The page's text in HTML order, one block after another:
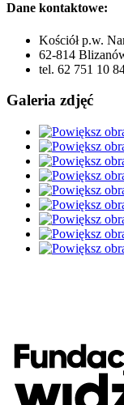
Dane kontaktowe:
Kościół p.w.
62-814
tel. 62 751 10
Galeria zdjęć